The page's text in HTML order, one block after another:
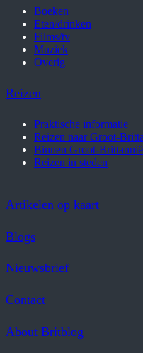
Boeken
Eten/drinken
Films/tv
Muziek
Overig
Reizen
Praktische informatie
Reizen naar Groot-
Binnen Groot-Brittannië
Reizen in steden
Artikelen op kaart
Blogs
Nieuwsbrief
Contact
About Britblog